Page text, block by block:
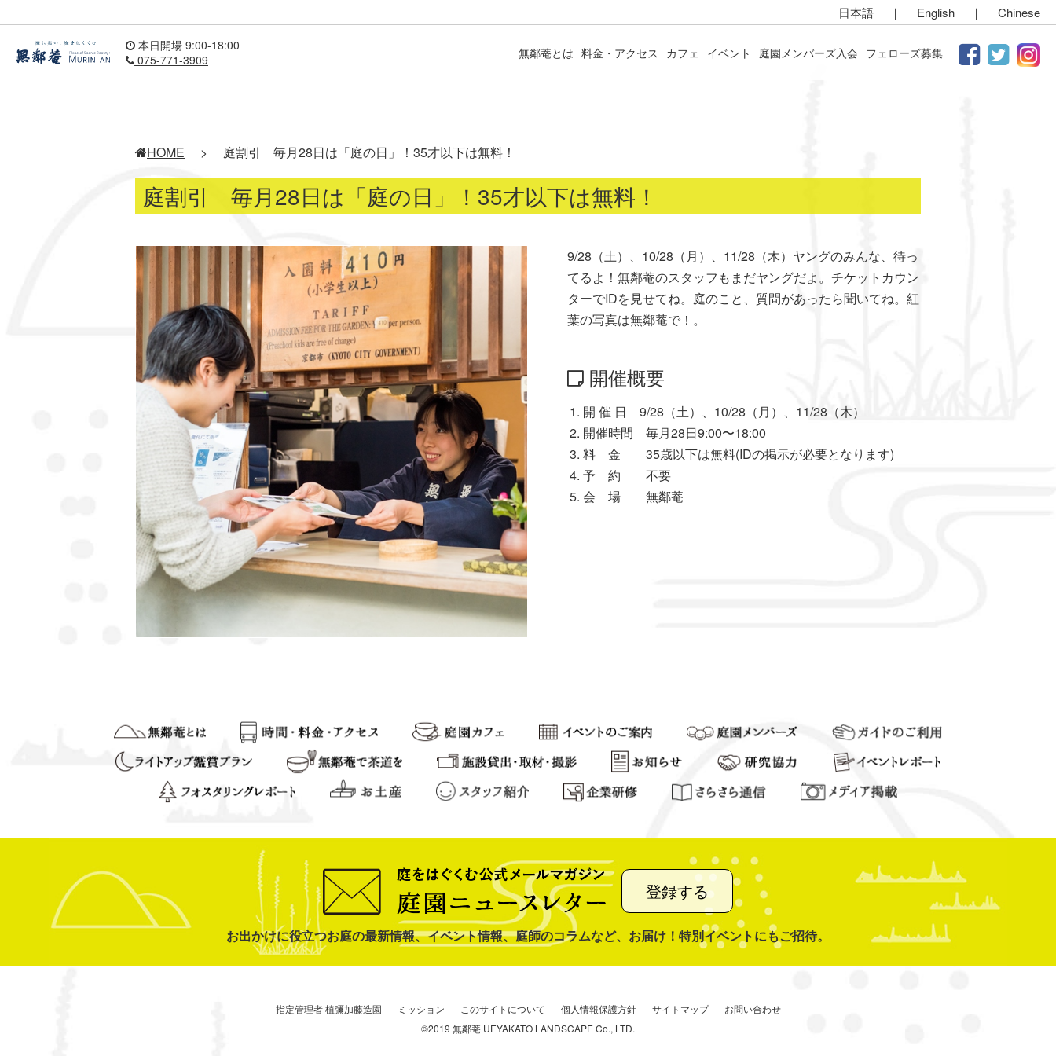
日本語 ｜ English ｜ Chinese
本日開場 9:00-18:00
075-771-3909
無鄰菴とは 料金・アクセス カフェ イベント 庭園メンバーズ入会 フェローズ募集
HOME > 庭割引 毎月28日は「庭の日」！35才以下は無料！
庭割引 毎月28日は「庭の日」！35才以下は無料！
9/28（土）、10/28（月）、11/28（木）ヤングのみんな、待っ
てるよ！無鄰菴のスタッフもまだヤングだよ。チケットカウン
ターでIDを見せてね。庭のこと、質問があったら聞いてね。紅
葉の写真は無鄰菴で！。
開催概要
開 催 日 9/28（土）、10/28（月）、11/28（木）
開催時間 毎月28日9:00〜18:00
料 金 35歳以下は無料(IDの掲示が必要となります)
予 約 不要
会 場 無鄰菴
登録する
お出かけに役立つお庭の最新情報、イベント情報、庭師のコラムなど、お届け！特別イベントにもご招待。
指定管理者 植彌加藤造園 ミッション このサイトについて 個人情報保護方針 サイトマップ
お問い合わせ
©2019 無鄰菴 UEYAKATO LANDSCAPE Co., LTD.